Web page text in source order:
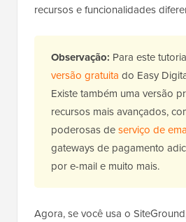
recursos e funcionalidades
Observação: Para este
versão gratuita do Easy
Existe também uma versão
recursos mais avançados,
poderosas deserviço de
gateways de pagamento
por e-mail e muito mais.
Agora, se você usa o